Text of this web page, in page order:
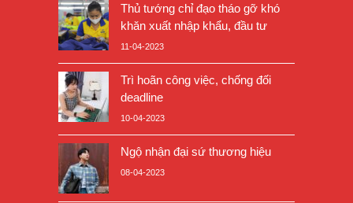
Thủ tướng chỉ đạo tháo gỡ khó
khăn xuất nhập khẩu, đầu tư
11-04-2023
Trì hoãn công việc, chống đối
deadline
10-04-2023
Ngộ nhận đại sứ thương hiệu
08-04-2023